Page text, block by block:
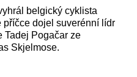
belgický cyklista
příčce dojel suverénní lídr
Tadej Pogačar ze
Skjelmose.